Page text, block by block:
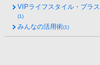
VIPライフスタイル・プラス
(1)
みんなの活用術(1)